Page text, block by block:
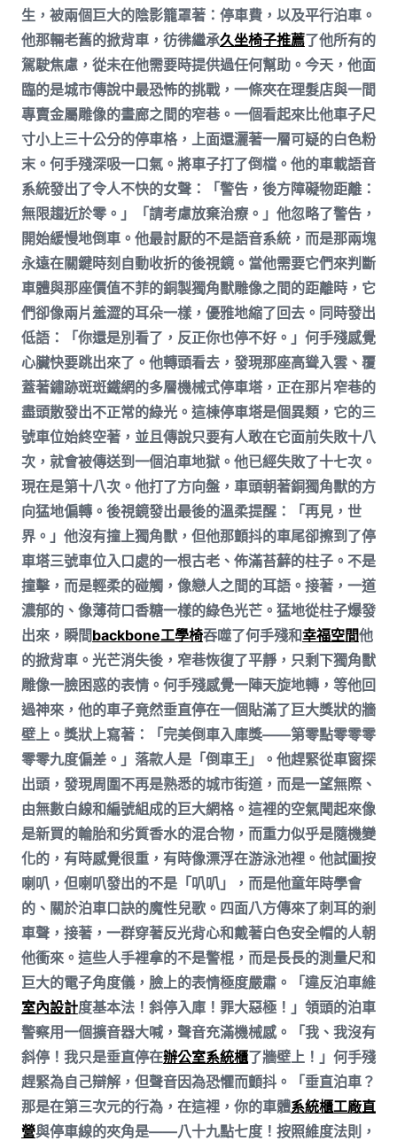
生，被兩個巨大的陰影籠罩著：停車費，以及平行泊車。
他那輛老舊的掀背車，彷彿繼承久坐椅子推薦了他所有的
駕駛焦慮，從未在他需要時提供過任何幫助。今天，他面
臨的是城市傳說中最恐怖的挑戰，一條夾在理髮店與一間
專賣金屬雕像的畫廊之間的窄巷。一個看起來比他車子尺
寸小上三十公分的停車格，上面還灑著一層可疑的白色粉
末。何手殘深吸一口氣。將車子打了倒檔。他的車載語音
系統發出了令人不快的女聲：「警告，後方障礙物距離：
無限趨近於零。」「請考慮放棄治療。」他忽略了警告，
開始緩慢地倒車。他最討厭的不是語音系統，而是那兩塊
永遠在關鍵時刻自動收折的後視鏡。當他需要它們來判斷
車體與那座價值不菲的銅製獨角獸雕像之間的距離時，它
們卻像兩片羞澀的耳朵一樣，優雅地縮了回去。同時發出
低語：「你還是別看了，反正你也停不好。」何手殘感覺
心臟快要跳出來了。他轉頭看去，發現那座高聳入雲、覆
蓋著鏽跡斑斑鐵網的多層機械式停車塔，正在那片窄巷的
盡頭散發出不正常的綠光。這棟停車塔是個異類，它的三
號車位始終空著，並且傳說只要有人敢在它面前失敗十八
次，就會被傳送到一個泊車地獄。他已經失敗了十七次。
現在是第十八次。他打了方向盤，車頭朝著銅獨角獸的方
向猛地偏轉。後視鏡發出最後的溫柔提醒：「再見，世
界。」他沒有撞上獨角獸，但他那顫抖的車尾卻擦到了停
車塔三號車位入口處的一根古老、佈滿苔蘚的柱子。不是
撞擊，而是輕柔的碰觸，像戀人之間的耳語。接著，一道
濃郁的、像薄荷口香糖一樣的綠色光芒。猛地從柱子爆發
出來，瞬間backbone工學椅吞噬了何手殘和幸福空間他
的掀背車。光芒消失後，窄巷恢復了平靜，只剩下獨角獸
雕像一臉困惑的表情。何手殘感覺一陣天旋地轉，等他回
過神來，他的車子竟然垂直停在一個貼滿了巨大獎狀的牆
壁上。獎狀上寫著：「完美倒車入庫獎——第零點零零零
零零九度偏差。」落款人是「倒車王」。他趕緊從車窗探
出頭，發現周圍不再是熟悉的城市街道，而是一望無際、
由無數白線和編號組成的巨大網格。這裡的空氣聞起來像
是新買的輪胎和劣質香水的混合物，而重力似乎是隨機變
化的，有時感覺很重，有時像漂浮在游泳池裡。他試圖按
喇叭，但喇叭發出的不是「叭叭」，而是他童年時學會
的、關於泊車口訣的魔性兒歌。四面八方傳來了刺耳的剎
車聲，接著，一群穿著反光背心和戴著白色安全帽的人朝
他衝來。這些人手裡拿的不是警棍，而是長長的測量尺和
巨大的電子角度儀，臉上的表情極度嚴肅。「違反泊車維
室內設計度基本法！斜停入庫！罪大惡極！」領頭的泊車
警察用一個擴音器大喊，聲音充滿機械感。「我、我沒有
斜停！我只是垂直停在辦公室系統櫃了牆壁上！」何手殘
趕緊為自己辯解，但聲音因為恐懼而顫抖。「垂直泊車？
那是在第三次元的行為，在這裡，你的車體系統櫃工廠直
營與停車線的夾角是——八十九點七度！按照維度法則，